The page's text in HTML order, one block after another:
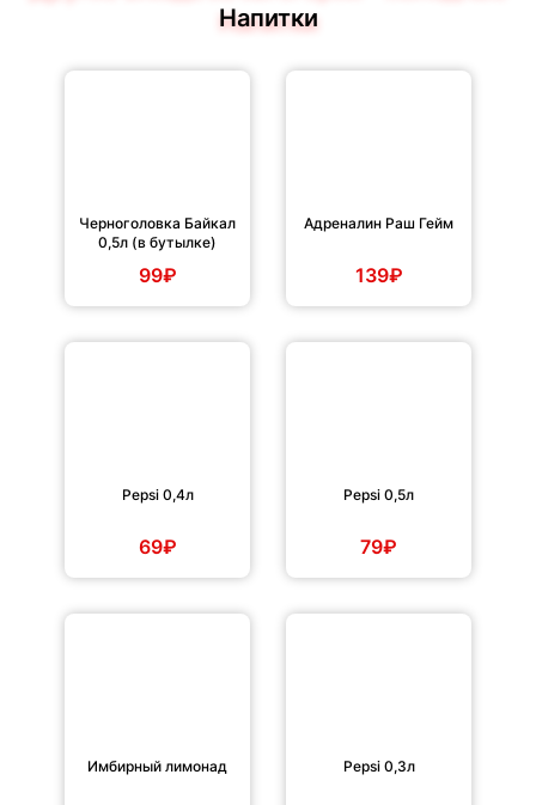
Напитки
Черноголовка Байкал
0,5л (в бутылке)
99₽
Адреналин Раш Гейм
139₽
Pepsi 0,4л
69₽
Pepsi 0,5л
79₽
Имбирный лимонад Pepsi 0,3л